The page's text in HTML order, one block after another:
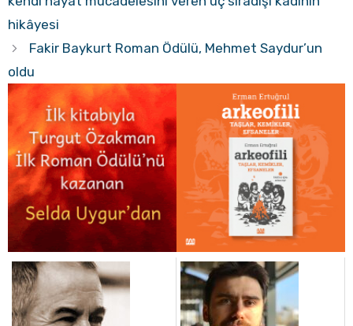
hikâyesi
Fakir Baykurt Roman Ödülü, Mehmet Saydur’un
oldu